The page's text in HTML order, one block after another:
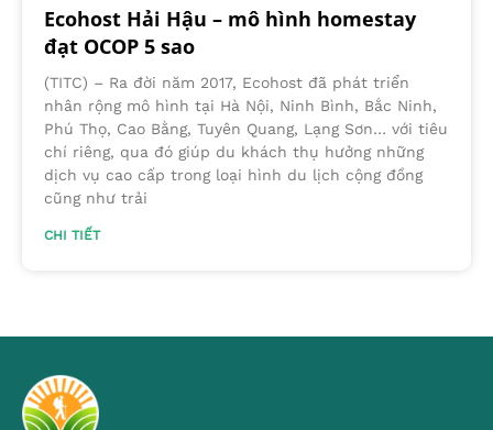
Ecohost Hải Hậu – mô hình homestay
đạt OCOP 5 sao
(TITC) – Ra đời năm 2017, Ecohost đã phát triển
nhân rộng mô hình tại Hà Nội, Ninh Bình, Bắc Ninh,
Phú Thọ, Cao Bằng, Tuyên Quang, Lạng Sơn… với tiêu
chí riêng, qua đó giúp du khách thụ hưởng những
dịch vụ cao cấp trong loại hình du lịch cộng đồng
cũng như trải
CHI TIẾT